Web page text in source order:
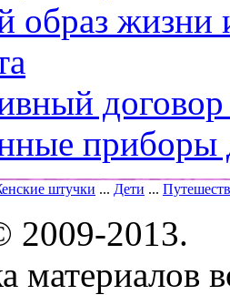
образ жизни
приборы
штучки ... Дети ...
2009-2013.
материалов